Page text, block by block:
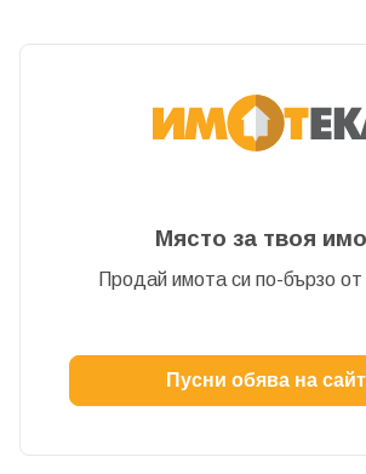
Място за твоя
Продай имота си по-бързо от
Пусни обява на